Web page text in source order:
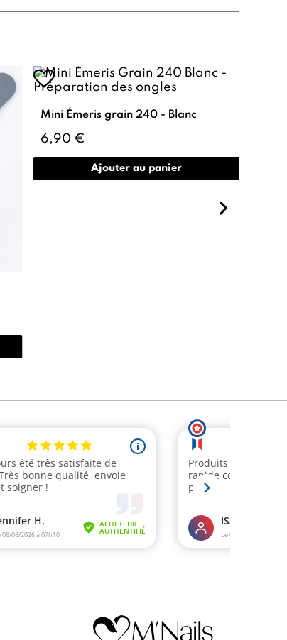
Mini Émeris grain 240 - Blanc
6,90 €
Ajouter au panier